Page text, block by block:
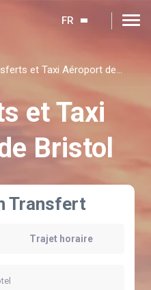
FR
Transferts et Taxi Aéroport de Bristol
et Taxi
Bristol
Transfert
Trajet horaire